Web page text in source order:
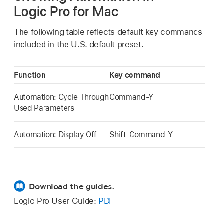
Logic Pro for Mac
The following table reflects default key commands
included in the U.S. default preset.
Function Key command
Automation: Cycle Through
Used Parameters
Command-Y
Automation: Display Off Shift-Command-Y
Download the guides:
Logic Pro User Guide: PDF